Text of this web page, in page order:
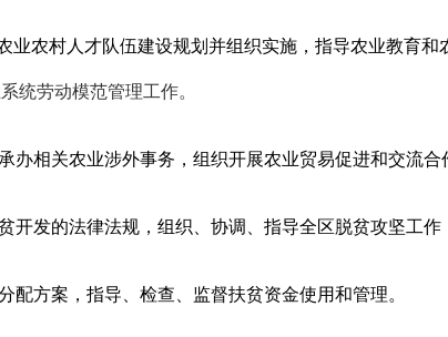
业农村人才队伍建设规划并组织实施，指导农业教育
统劳动模范管理工作。
办相关农业涉外事务，组织开展农业贸易促进和交流合
开发的法律法规，组织、协调、指导全区脱贫攻坚工作
配方案，指导、检查、监督扶贫资金使用和管理。